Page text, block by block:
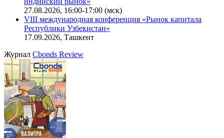
27.08.2026, 16:00-17:00 (мск)
VIII международная конференция «Рынок капитала
Республики Узбекистан»
17.09.2026, Ташкент
Журнал Cbonds Review